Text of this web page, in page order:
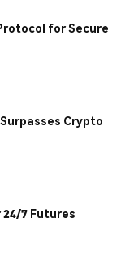
for Secure
Crypto
24/7 Futures